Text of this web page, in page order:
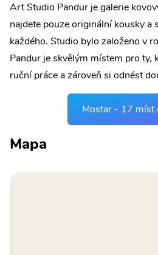
Art Studio Pandur je galerie
najdete pouze originální kousky a
každého. Studio bylo založeno v
Pandur je skvělým místem pro ty,
ruční práce a zároveň si odnést
Mostar - 17 míst
Mapa